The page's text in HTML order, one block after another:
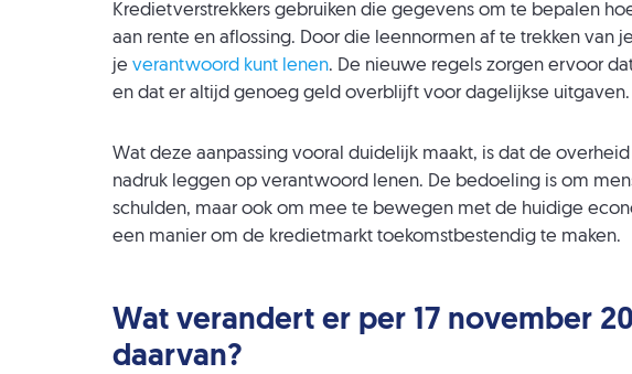
Kredietverstrekkers gebruiken die gegevens om te bepalen
aan rente en aflossing. Door die leennormen af te trekken van
je verantwoord kunt lenen. De nieuwe regels zorgen ervoor
en dat er altijd genoeg geld overblijft voor dagelijkse uitgaven.
Wat deze aanpassing vooral duidelijk maakt, is dat de
nadruk leggen op verantwoord lenen. De bedoeling is om
schulden, maar ook om mee te bewegen met de huidige
een manier om de kredietmarkt toekomstbestendig te maken.
Wat verandert er per 17 november
daarvan?